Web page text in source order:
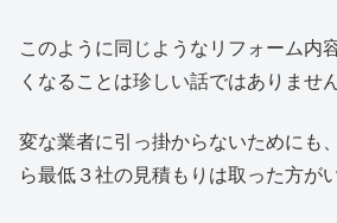
このように同じようなリフォーム内
くなることは珍しい話ではありません
変な業者に引っ掛からないためにも
ら最低３社の見積もりは取った方が